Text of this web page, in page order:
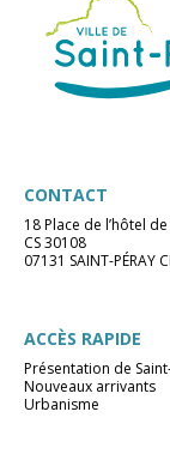
CONTACT
18 Place de l’hôtel
CS 30108
07131 SAINT-PÉRAY
ACCÈS RAPIDE
Présentation de
Nouveaux arrivants
Urbanisme